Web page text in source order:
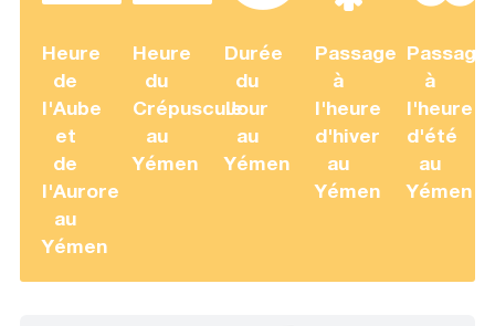
Heure
de
l'Aube
et
de
l'Aurore
au
Yémen
Heure
du
Crépuscule
au
Yémen
Durée
du
Jour
au
Yémen
Passage
à
l'heure
d'hiver
au
Yémen
Passage
à
l'heure
d'été
au
Yémen